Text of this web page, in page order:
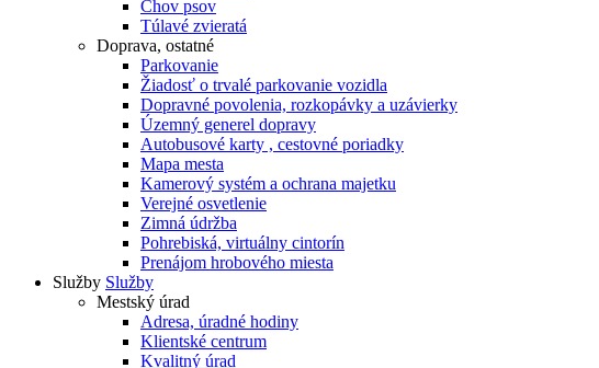
Chov psov
Túlavé zvieratá
Doprava, ostatné
Parkovanie
Žiadosť o trvalé parkovanie vozidla
Dopravné povolenia, rozkopávky a uzávierky
Územný generel dopravy
Autobusové karty , cestovné poriadky
Mapa mesta
Kamerový systém a ochrana majetku
Verejné osvetlenie
Zimná údržba
Pohrebiská, virtuálny cintorín
Prenájom hrobového miesta
Služby Služby
Mestský úrad
Adresa, úradné hodiny
Klientské centrum
Kvalitný úrad